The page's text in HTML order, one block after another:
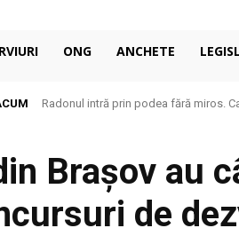
ONG ANCHETE
Radonul intră prin podea fără miros.
Braşov au
de